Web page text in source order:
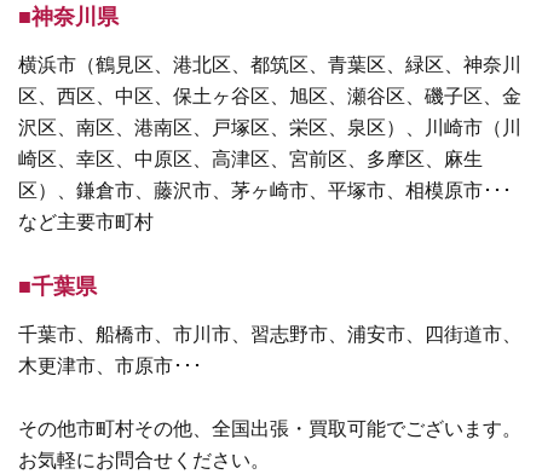
■神奈川県
横浜市（鶴見区、港北区、都筑区、青葉区、緑区、神奈川
区、西区、中区、保土ヶ谷区、旭区、瀬谷区、磯子区、金
沢区、南区、港南区、戸塚区、栄区、泉区）、川崎市（川
崎区、幸区、中原区、高津区、宮前区、多摩区、麻生
区）、鎌倉市、藤沢市、茅ヶ崎市、平塚市、相模原市･･･
など主要市町村
■千葉県
千葉市、船橋市、市川市、習志野市、浦安市、四街道市、
木更津市、市原市･･･
その他市町村その他、全国出張・買取可能でございます。
お気軽にお問合せください。